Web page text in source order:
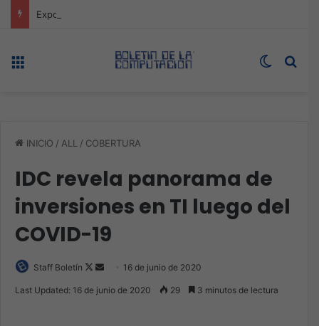
Switch
INICIO / ALL / COBERTURA
IDC revela panorama de
inversiones en TI luego del
COVID-19
Staff Boletín
Follow
Send 16 de junio de 2020
Last Updated: 16 de junio de 2020 29 3 minutos de lectura